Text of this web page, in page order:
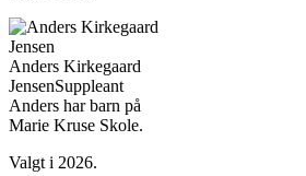
Anders Kirkegaard
JensenSuppleant
Anders har barn på
Marie Kruse Skole.
Valgt i 2026.